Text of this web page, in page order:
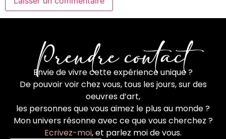
Prendre contact
Envie de vivre cette expérience unique ?
De pouvoir voir chez vous, tous les jours, sur des
oeuvres d’art,
les personnes que vous aimez le plus au monde ?
Mon univers résonne avec ce que vous cherchez ?
Ecrivez-moi, et parlez moi de vous.